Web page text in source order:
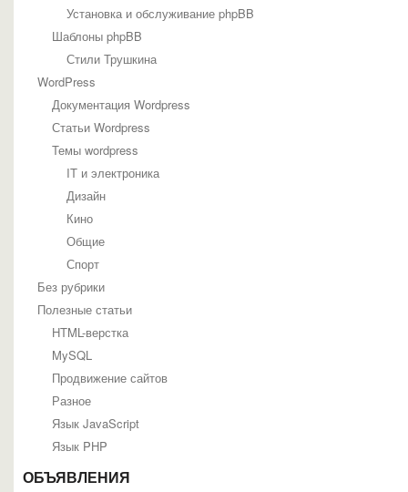
Установка и обслуживание phpBB
Шаблоны phpBB
Стили Трушкина
WordPress
Документация Wordpress
Статьи Wordpress
Темы wordpress
IT и электроника
Дизайн
Кино
Общие
Спорт
Без рубрики
Полезные статьи
HTML-верстка
MySQL
Продвижение сайтов
Разное
Язык JavaScript
Язык PHP
ОБЪЯВЛЕНИЯ